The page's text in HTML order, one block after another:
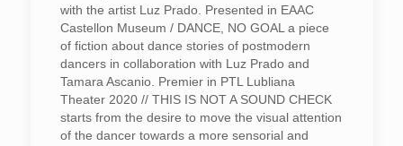
with the artist Luz Prado. Presented in EAAC
Castellon Museum / DANCE, NO GOAL a piece
of fiction about dance stories of postmodern
dancers in collaboration with Luz Prado and
Tamara Ascanio. Premier in PTL Lubliana
Theater 2020 // THIS IS NOT A SOUND CHECK
starts from the desire to move the visual attention
of the dancer towards a more sensorial and